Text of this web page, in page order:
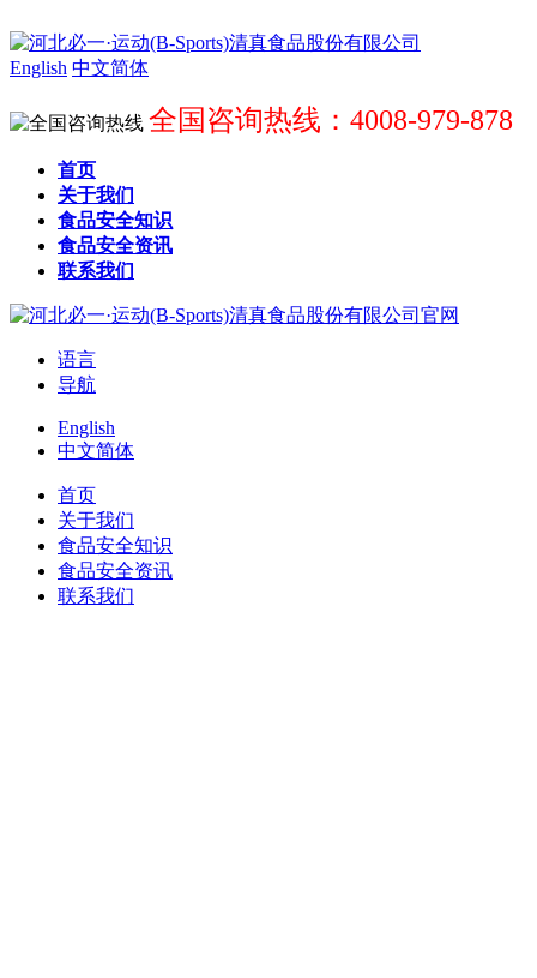
English 中文简体
全国咨询热线：4008-979-878
首页
关于我们
食品安全知识
食品安全资讯
联系我们
语言
导航
English
中文简体
首页
关于我们
食品安全知识
食品安全资讯
联系我们